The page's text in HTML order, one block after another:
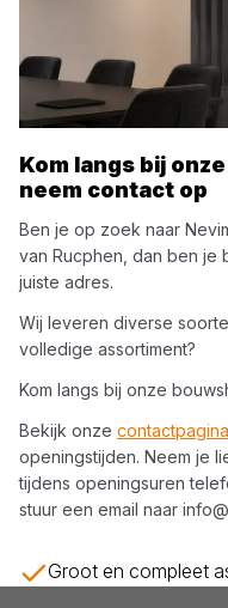
Kom langs bij
neem contact op
Ben je op zoek naar
van Rucphen , dan ben je
juiste adres.
Wij leveren diverse
volledige assortiment?
Kom langs bij onze
Bekijk onze contactpagina
openingstijden. Neem je
tijdens openingsuren
stuur een email naar
Groot en compleet